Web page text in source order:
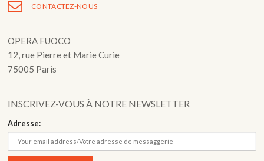
CONTACTEZ-NOUS
OPERA FUOCO
12, rue Pierre et Marie Curie
75005 Paris
INSCRIVEZ-VOUS À NOTRE NEWSLETTER
Adresse: